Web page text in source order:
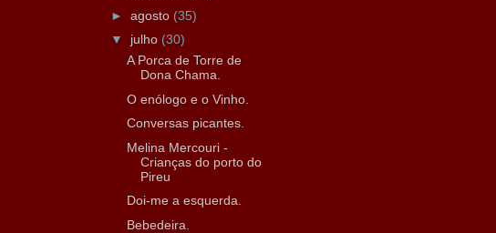
► agosto (35)
▼ julho (30)
A Porca de Torre de
Dona Chama.
O enólogo e o Vinho.
Conversas picantes.
Melina Mercouri -
Crianças do porto do
Pireu
Doi-me a esquerda.
Bebedeira.